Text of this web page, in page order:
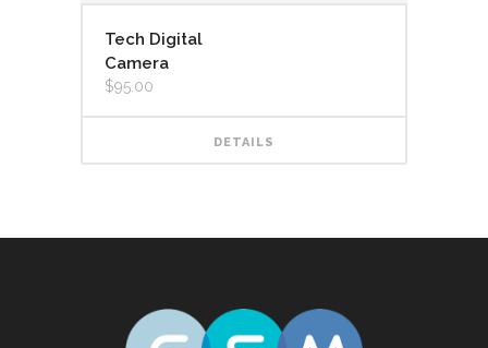
Tech Digital
Camera
$95.00
DETAILS